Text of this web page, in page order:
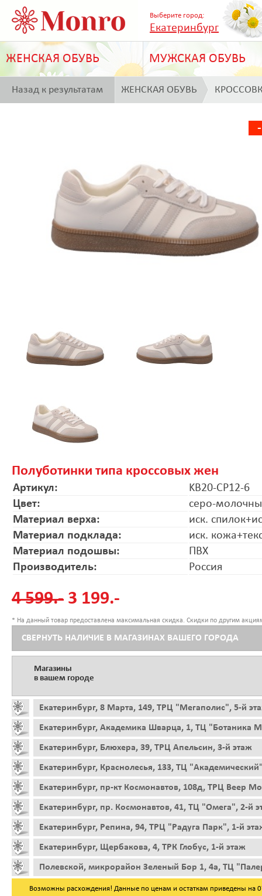
Выберите город:
Екатеринбург
ЖЕНСКАЯ ОБУВЬ МУЖСКАЯ ОБУВЬ
Назад к результатам ЖЕНСКАЯ ОБУВЬ
Полуботинки типа кроссовых жен
Артикул:
KB20-CP12-6
Цвет:
серо-
Материал верха:
иск.
Материал подклада:
иск.
Материал подошвы:
ПВХ
Производитель:
Россия
4 599.- 3 199.-
* На данный товар предоставлена максимальная скидка. Скидки по другим
СВЕРНУТЬ НАЛИЧИЕ В МАГАЗИНАХ ВАШЕГО ГОРОДА
Магазины
в вашем городе
Екатеринбург, 8 Марта, 149, ТРЦ "Мегаполис", 5-й
Екатеринбург, Академика Шварца, 1, ТЦ "Ботаника
Екатеринбург, Блюхера, 39, ТРЦ Апельсин, 3-й этаж
Екатеринбург, Краснолесья, 133, ТЦ
Екатеринбург, пр-кт Космонавтов, 108д, ТРЦ Веер
Екатеринбург, пр. Космонавтов, 41, ТЦ "Омега", 2-й
Екатеринбург, Репина, 94, ТРЦ "Радуга Парк", 1-й
Екатеринбург, Щербакова, 4, ТРК Глобус, 1-й этаж
Полевской, микрорайон Зеленый Бор 1, 4а, ТЦ
Возможны расхождения! Данные по ценам и остаткам приведены на